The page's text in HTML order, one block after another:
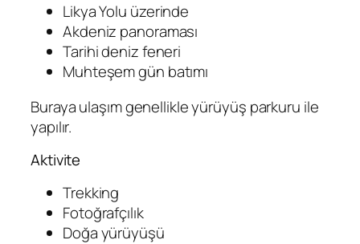
Likya Yolu üzerinde
Akdeniz panoraması
Tarihi deniz feneri
Muhteşem gün batımı
Buraya ulaşım genellikle yürüyüş parkuru ile
yapılır.
Aktivite
Trekking
Fotoğrafçılık
Doğa yürüyüşü